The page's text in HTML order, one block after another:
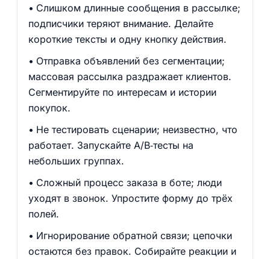
Слишком длинные сообщения в рассылке;
подписчики теряют внимание. Делайте
короткие тексты и одну кнопку действия.
Отправка объявлений без сегментации;
массовая рассылка раздражает клиентов.
Сегментируйте по интересам и истории
покупок.
Не тестировать сценарии; неизвестно, что
работает. Запускайте A/B‑тесты на
небольших группах.
Сложный процесс заказа в боте; люди
уходят в звонок. Упростите форму до трёх
полей.
Игнорирование обратной связи; цепочки
остаются без правок. Собирайте реакции и